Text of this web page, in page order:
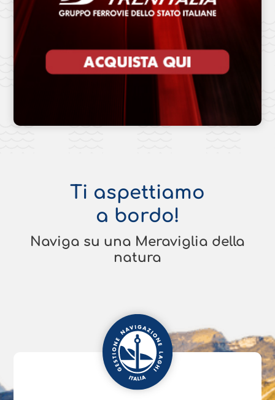
Ti aspettiamo
a bordo!
Naviga su una Meraviglia della
natura